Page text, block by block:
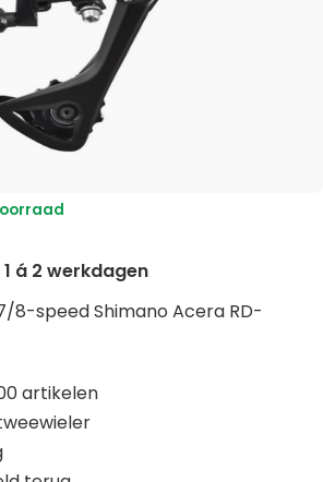
á 2 werkdagen
8-speed Shimano Acera RD-
artikelen